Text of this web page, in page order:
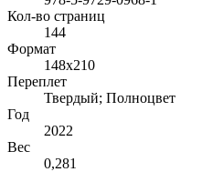
Кол-во страниц
144
Формат
148x210
Переплет
Твердый; Полноцвет
Год
2022
Вес
0,281